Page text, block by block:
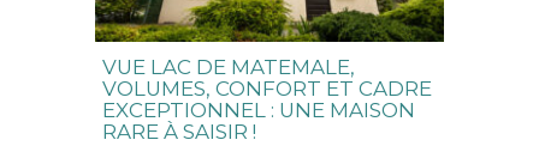
VUE LAC DE MATEMALE,
VOLUMES, CONFORT ET CADRE
EXCEPTIONNEL : UNE MAISON
RARE À SAISIR !